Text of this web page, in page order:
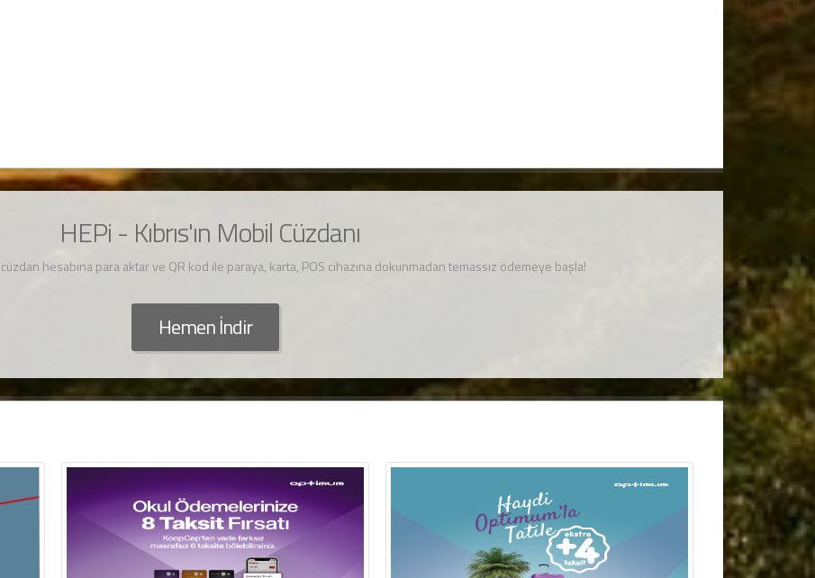
HEPi - Kıbrıs'ın Mobil Cüzdanı
hesabına para aktar ve QR kod ile paraya, karta, POS cihazına dokunmadan temassız ödemeye başla!
Hemen İndir